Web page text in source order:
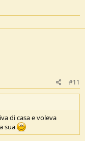
#11
di casa e voleva
sua